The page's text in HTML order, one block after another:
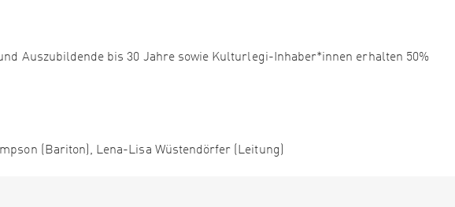
Auszubildende bis 30 Jahre sowie Kulturlegi-Inhaber*innen erhalten 50%
(Bariton), Lena-Lisa Wüstendörfer (Leitung)